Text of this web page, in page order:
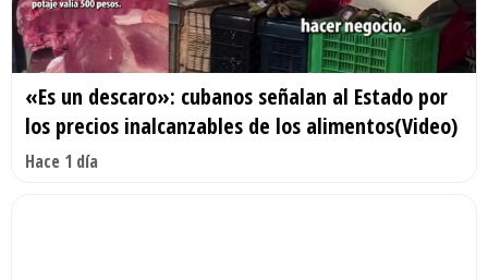
«Es un descaro»: cubanos señalan al Estado por
los precios inalcanzables de los alimentos(Video)
Hace 1 día